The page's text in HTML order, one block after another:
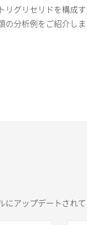
リグリセリドを構成
の分析例をご紹介しま
にアップデートされて